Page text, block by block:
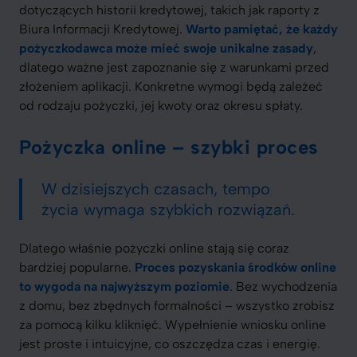
dotyczących historii kredytowej, takich jak raporty z
Biura Informacji Kredytowej. Warto pamiętać, że każdy
pożyczkodawca może mieć swoje unikalne zasady,
dlatego ważne jest zapoznanie się z warunkami przed
złożeniem aplikacji. Konkretne wymogi będą zależeć
od rodzaju pożyczki, jej kwoty oraz okresu spłaty.
Pożyczka online – szybki proces
W dzisiejszych czasach, tempo
życia wymaga szybkich rozwiązań.
Dlatego właśnie pożyczki online stają się coraz
bardziej popularne. Proces pozyskania środków online
to wygoda na najwyższym poziomie. Bez wychodzenia
z domu, bez zbędnych formalności – wszystko zrobisz
za pomocą kilku kliknięć. Wypełnienie wniosku online
jest proste i intuicyjne, co oszczędza czas i energię.